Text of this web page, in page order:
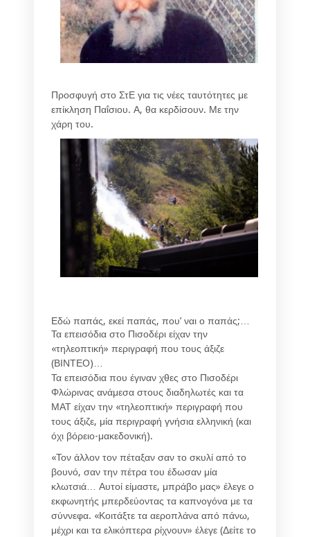
Προσφυγή στο ΣτΕ για τις νέες ταυτότητες με
επίκληση Παΐσιου. Α, θα κερδίσουν. Με την
χάρη του.
Εδώ παπάς, εκεί παπάς, που’ ναι ο παπάς;…
Τα επεισόδια στο Πισοδέρι είχαν την
«τηλεοπτική» περιγραφή που τους άξιζε
(ΒΙΝΤΕΟ)…
Τα επεισόδια που έγιναν χθες στο Πισοδέρι
Φλώρινας ανάμεσα στους διαδηλωτές και τα
ΜΑΤ είχαν την «τηλεοπτική» περιγραφή που
τους άξιζε, μία περιγραφή γνήσια ελληνική (και
όχι βόρειο-μακεδονική).
«Τον άλλον τον πέταξαν σαν το σκυλί από το
βουνό, σαν την πέτρα του έδωσαν μία
κλωτσιά… Αυτοί είμαστε, μπράβο μας» έλεγε ο
εκφωνητής μπερδεύοντας τα καπνογόνα με τα
σύννεφα. «Κοιτάξτε τα αεροπλάνα από πάνω,
μέχρι και τα ελικόπτερα ρίχνουν» έλεγε (Δείτε το